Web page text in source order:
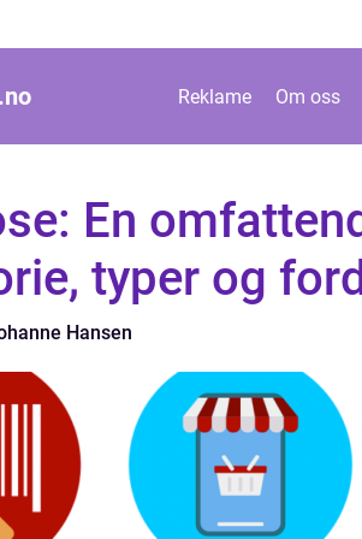
no Reklame Om oss
En
typer og
Hansen